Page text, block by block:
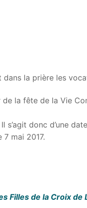
la prière les
la fête de la Vie
donc d’une
mai 2017.
de la Croix de